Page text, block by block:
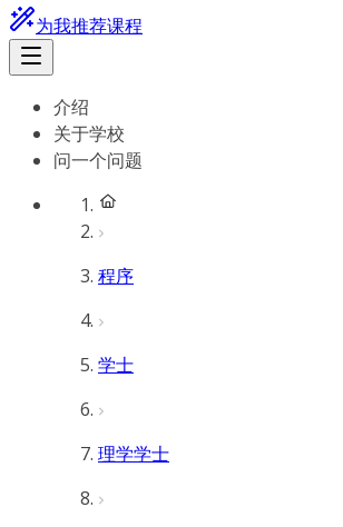
为我推荐课程
介绍
关于学校
问一个问题
程序
学士
理学学士